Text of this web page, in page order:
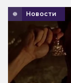
Новости